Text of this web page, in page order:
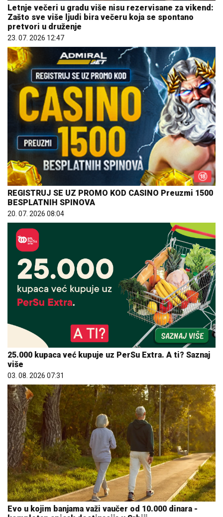
Letnje večeri u gradu više nisu rezervisane za vikend:
Zašto sve više ljudi bira večeru koja se spontano
pretvori u druženje
23. 07. 2026 12:47
REGISTRUJ SE UZ PROMO KOD CASINO Preuzmi 1500
BESPLATNIH SPINOVA
20. 07. 2026 08:04
25.000 kupaca već kupuje uz PerSu Extra. A ti? Saznaj
više
03. 08. 2026 07:31
Evo u kojim banjama važi vaučer od 10.000 dinara -